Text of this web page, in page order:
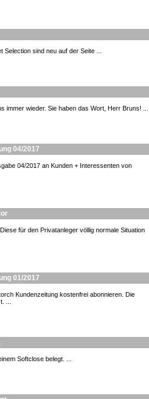
sind neu auf der Seite ...
wieder. Sie haben das Wort, Herr Bruns! ...
04/2017
04/2017 an Kunden + Interessenten von
für den Privatanleger völlig normale Situation
01/2017
Kundenzeitung kostenfrei abonnieren. Die
...
Softclose belegt. ...